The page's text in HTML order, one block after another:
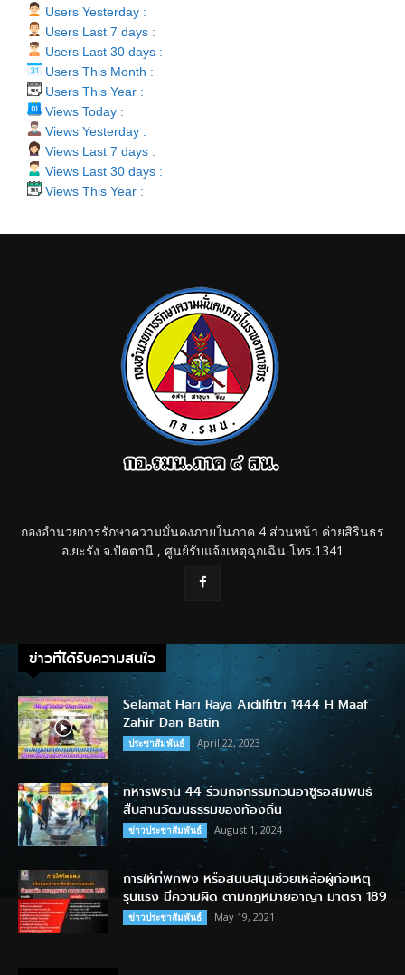
Users Yesterday :
Users Last 7 days :
Users Last 30 days :
Users This Month :
Users This Year :
Views Today :
Views Yesterday :
Views Last 7 days :
Views Last 30 days :
Views This Year :
กองอำนวยการรักษาความมั่นคงภายในภาค 4 ส่วนหน้า ค่ายสิรินธร
อ.ยะรัง จ.ปัตตานี , ศูนย์รับแจ้งเหตุฉุกเฉิน โทร.1341
ข่าวที่ได้รับความสนใจ
Selamat Hari Raya Aidilfitri 1444 H Maaf
Zahir Dan Batin
ประชาสัมพันธ์ April 22, 2023
ทหารพราน 44 ร่วมกิจกรรมกวนอาซูรอสัมพันธ์
สืบสานวัฒนธรรมของท้องถิ่น
ข่าวประชาสัมพันธ์ August 1, 2024
การให้ที่พักพิง หรือสนับสนุนช่วยเหลือผู้ก่อเหตุ
รุนแรง มีความผิด ตามกฎหมายอาญา มาตรา 189
ข่าวประชาสัมพันธ์ May 19, 2021